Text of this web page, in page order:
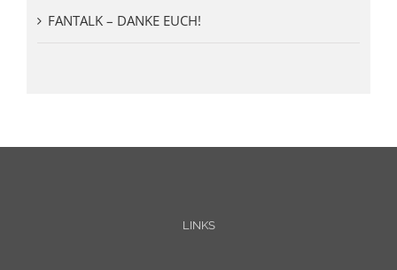
FANTALK – DANKE EUCH!
LINKS